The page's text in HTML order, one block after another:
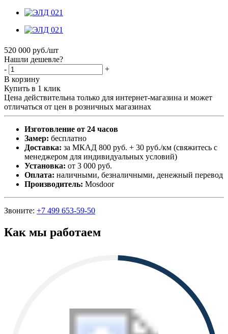
520 000 руб./шт
Нашли дешевле?
-
+
В корзину
Купить в 1 клик
Цена действительна только для интернет-магазина и может
отличаться от цен в розничных магазинах
Изготовление от 24 часов
Замер: бесплатно
Доставка: за МКАД 800 руб. + 30 руб./км (свяжитесь с
менеджером для индивидуальных условий)
Установка: от 3 000 руб.
Оплата: наличными, безналичными, денежный перевод
Производитель: Mosdoor
Звоните: +7 499 653-59-50
Как мы работаем